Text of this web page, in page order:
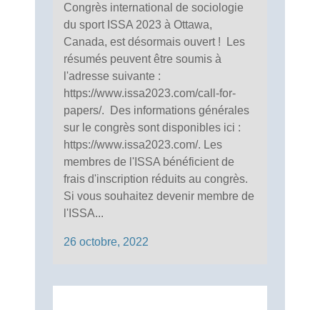
Congrès international de sociologie
du sport ISSA 2023 à Ottawa,
Canada, est désormais ouvert ! Les
résumés peuvent être soumis à
l'adresse suivante :
https://www.issa2023.com/call-for-
papers/. Des informations générales
sur le congrès sont disponibles ici :
https://www.issa2023.com/. Les
membres de l'ISSA bénéficient de
frais d'inscription réduits au congrès.
Si vous souhaitez devenir membre de
l'ISSA...
26 octobre, 2022